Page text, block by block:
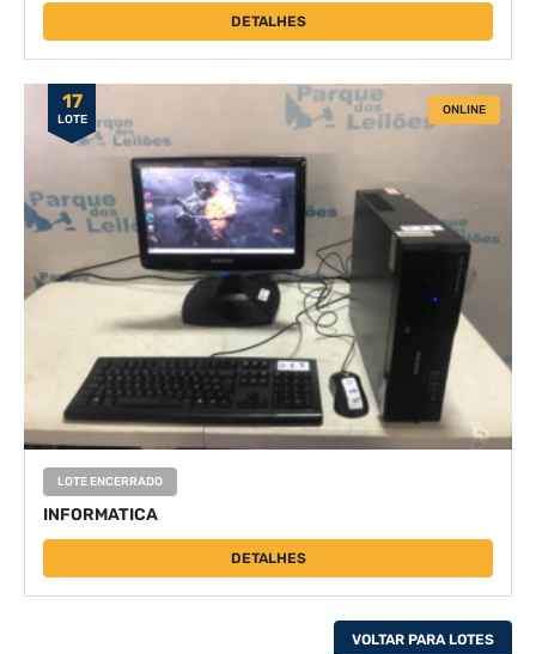
DETALHES
17
LOTE
ONLINE
LOTE ENCERRADO
INFORMATICA
DETALHES
VOLTAR PARA LOTES